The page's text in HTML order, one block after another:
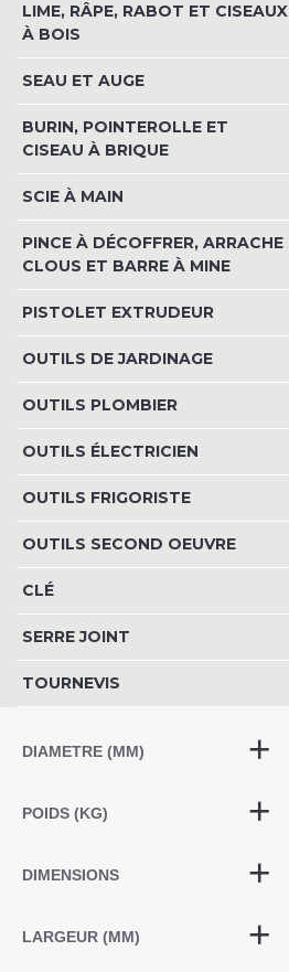
LIME, RÂPE, RABOT ET CISEAUX
À BOIS
SEAU ET AUGE
BURIN, POINTEROLLE ET
CISEAU À BRIQUE
SCIE À MAIN
PINCE À DÉCOFFRER, ARRACHE
CLOUS ET BARRE À MINE
PISTOLET EXTRUDEUR
OUTILS DE JARDINAGE
OUTILS PLOMBIER
OUTILS ÉLECTRICIEN
OUTILS FRIGORISTE
OUTILS SECOND OEUVRE
CLÉ
SERRE JOINT
TOURNEVIS
DIAMETRE (MM)
POIDS (KG)
DIMENSIONS
LARGEUR (MM)